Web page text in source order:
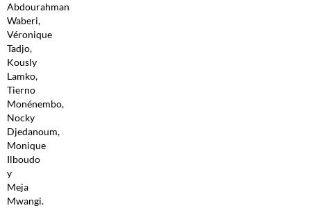
Abdourahman
Waberi,
Véronique
Tadjo,
Kously
Lamko,
Tierno
Monénembo,
Nocky
Djedanoum,
Monique
Ilboudo
y
Meja
Mwangi.